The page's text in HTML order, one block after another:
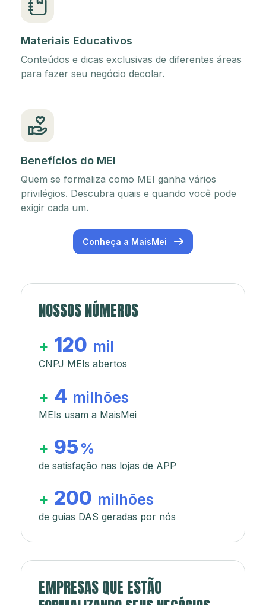
Materiais Educativos
Conteúdos e dicas exclusivas de diferentes áreas
para fazer seu negócio decolar.
Benefícios do MEI
Quem se formaliza como MEI ganha vários
privilégios. Descubra quais e quando você pode
exigir cada um.
Conheça a MaisMei
NOSSOS NÚMEROS
+ 120 mil
CNPJ MEIs abertos
+ 4 milhões
MEIs usam a MaisMei
+ 95 %
de satisfação nas lojas de APP
+ 200 milhões
de guias DAS geradas por nós
EMPRESAS QUE ESTÃO